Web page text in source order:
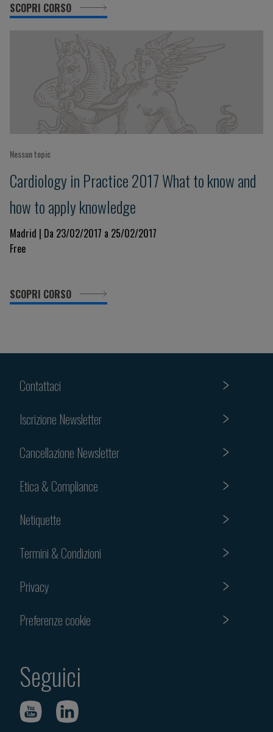
SCOPRI CORSO
Nessun topic
Cardiology in Practice 2017 What to know and
how to apply knowledge
Madrid | Da 23/02/2017 a 25/02/2017
Free
SCOPRI CORSO
Contattaci
Iscrizione Newsletter
Cancellazione Newsletter
Etica & Compliance
Netiquette
Termini & Condizioni
Privacy
Preferenze cookie
Seguici